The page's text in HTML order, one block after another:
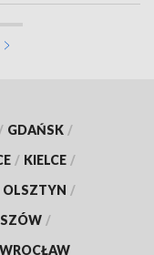
/ GDAŃSK /
/ KIELCE /
OLSZTYN /
/
WROCŁAW